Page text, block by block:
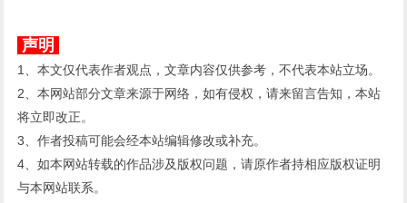
声明
1、本文仅代表作者观点，文章内容仅供参考，不代表本站立场。
2、本网站部分文章来源于网络，如有侵权，请来留言告知，本站
将立即改正。
3、作者投稿可能会经本站编辑修改或补充。
4、如本网站转载的作品涉及版权问题，请原作者持相应版权证明
与本网站联系。